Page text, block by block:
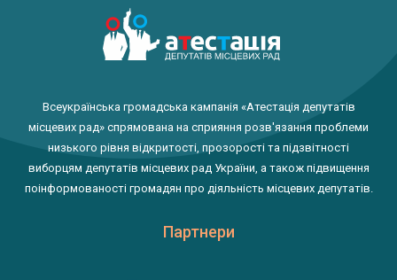
Всеукраїнська громадська кампанія «Атестація депутатів
місцевих рад» спрямована на сприяння розв'язання проблеми
низького рівня відкритості, прозорості та підзвітності
виборцям депутатів місцевих рад України, а також підвищення
поінформованості громадян про діяльність місцевих депутатів.
Партнери